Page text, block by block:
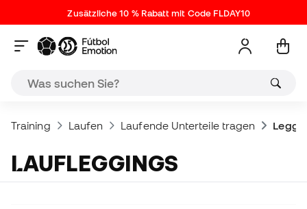
Zusätzliche 10 % Rabatt mit Code FLDAY10
Training Laufen Laufende Unterteile tragen
LAUFLEGGINGS